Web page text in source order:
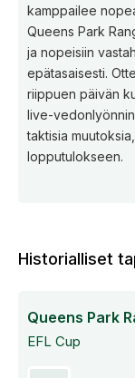
kamppailee
Queens Park
ja nopeisiin
epätasaisesti.
riippuen päivän
live-
taktisia
lopputulokseen.
Historialliset
Queens Park
EFL Cup